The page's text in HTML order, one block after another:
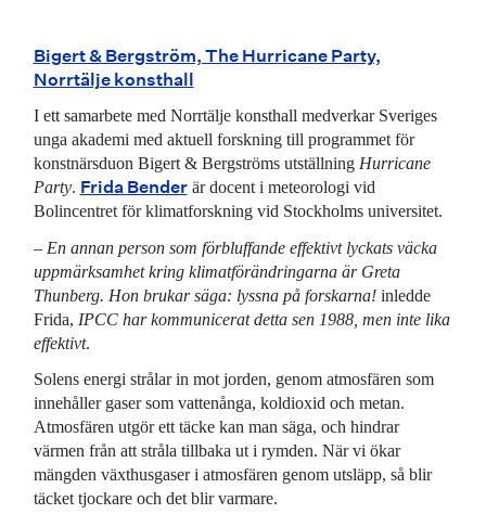
Bigert & Bergström, The Hurricane Party,
Norrtälje konsthall
I ett samarbete med Norrtälje konsthall medverkar Sveriges
unga akademi med aktuell forskning till programmet för
konstnärsduon Bigert & Bergströms utställning Hurricane
Party. Frida Benderär docent i meteorologi vid
Bolincentret för klimatforskning vid Stockholms universitet.
– En annan person som förbluffande effektivt lyckats väcka
uppmärksamhet kring klimatförändringarna är Greta
Thunberg. Hon brukar säga: lyssna på forskarna!inledde
Frida, IPCC har kommunicerat detta sen 1988, men inte lika
effektivt.
Solens energi strålar in mot jorden, genom atmosfären som
innehåller gaser som vattenånga, koldioxid och metan.
Atmosfären utgör ett täcke kan man säga, och hindrar
värmen från att stråla tillbaka ut i rymden. När vi ökar
mängden växthusgaser i atmosfären genom utsläpp, så blir
täcket tjockare och det blir varmare.